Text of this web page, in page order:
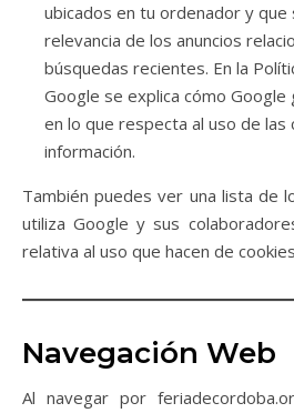
ubicados en tu ordenador y que
relevancia de los anuncios
búsquedas recientes. En la
Google se explica cómo
en lo que respecta al uso de las
información.
También puedes ver una lista de
utiliza Google y sus
relativa al uso que hacen de
Navegación Web
Al navegar por